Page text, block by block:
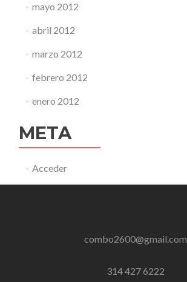
mayo 2012
abril 2012
marzo 2012
febrero 2012
enero 2012
META
Acceder
combo2600@gmail.com
314 427 6222